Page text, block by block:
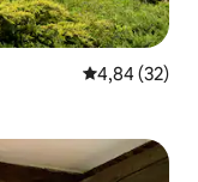
Gemiddelde
4,84 (32)